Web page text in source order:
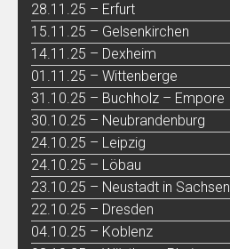
28.11.25 – Erfurt
15.11.25 – Gelsenkirchen
14.11.25 – Dexheim
01.11.25 – Wittenberge
31.10.25 – Buchholz – Empore
30.10.25 – Neubrandenburg
24.10.25 – Leipzig
24.10.25 – Löbau
23.10.25 – Neustadt in Sachsen
22.10.25 – Dresden
04.10.25 – Koblenz